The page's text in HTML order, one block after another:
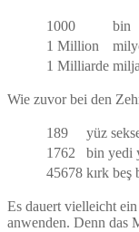
1000
bin
1 Million
1 Milliarde
Wie zuvor bei den
189
yüz
1762
bin yedi
45678 kırk beş
Es dauert vielleicht
anwenden. Denn das